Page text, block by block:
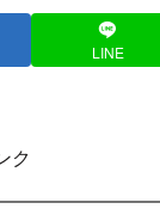
LINE
ク